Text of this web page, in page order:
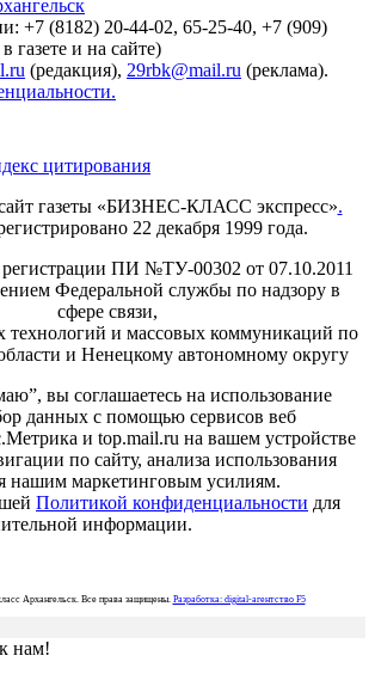
+7 (8182) 20-44-02, 65-25-40, +7 (909)
газете и на сайте)
(редакция), 29rbk@mail.ru (реклама).
газеты «БИЗНЕС-КЛАСС экспресс».
22 декабря 1999 года.
регистрации ПИ №ТУ-00302 от 07.10.2011
Федеральной службы по надзору в
сфере связи,
и массовых коммуникаций по
и Ненецкому автономному округу
вы соглашаетесь на использование
данных с помощью сервисов веб
и top.mail.ru на вашем устройстве
по сайту, анализа использования
нашим маркетинговым усилиям.
Политикой конфиденциальности для
информации.
Архангельск. Все права защищены. Разработка: digital-агентство F5
нам!